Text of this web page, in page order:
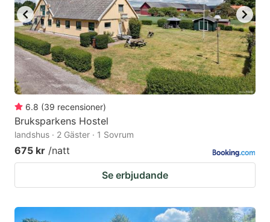
6.8 (39 recensioner)
Bruksparkens Hostel
landshus · 2 Gäster · 1 Sovrum
675 kr /natt
Se erbjudande